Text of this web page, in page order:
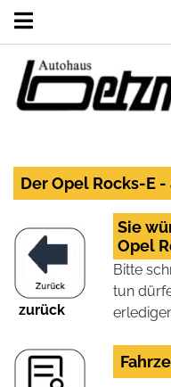
Der Opel Rocks-E -
zurück
Sie
Opel
Bitte
tun